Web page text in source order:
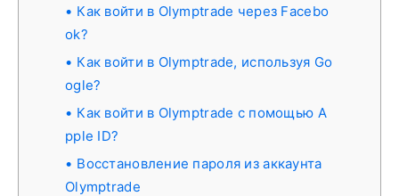
Как войти в Olymptrade через Facebo
ok?
Как войти в Olymptrade, используя Go
ogle?
Как войти в Olymptrade с помощью A
pple ID?
Восстановление пароля из аккаунта
Olymptrade